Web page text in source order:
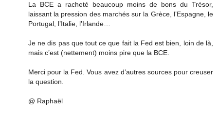
La BCE a racheté beaucoup moins de bons du Trésor,
laissant la pression des marchés sur la Grèce, l’Espagne, le
Portugal, l’Italie, l’Irlande…
Je ne dis pas que tout ce que fait la Fed est bien, loin de là,
mais c’est (nettement) moins pire que la BCE.
Merci pour la Fed. Vous avez d’autres sources pour creuser
la question.
@ Raphaël